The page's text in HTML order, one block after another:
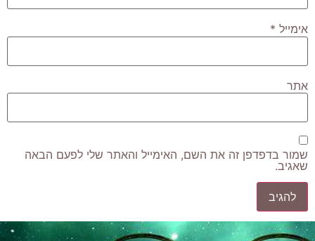
אימייל *
אתר
שמור בדפדפן זה את השם, האימייל והאתר שלי לפעם הבאה
שאגיב.